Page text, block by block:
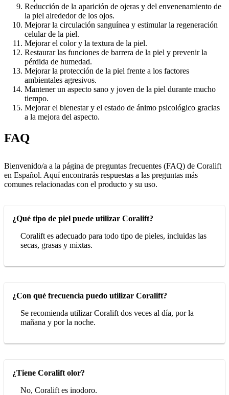
Reducción de la aparición de ojeras y del envenenamiento de
la piel alrededor de los ojos.
Mejorar la circulación sanguínea y estimular la regeneración
celular de la piel.
Mejorar el color y la textura de la piel.
Restaurar las funciones de barrera de la piel y prevenir la
pérdida de humedad.
Mejorar la protección de la piel frente a los factores
ambientales agresivos.
Mantener un aspecto sano y joven de la piel durante mucho
tiempo.
Mejorar el bienestar y el estado de ánimo psicológico gracias
a la mejora del aspecto.
FAQ
Bienvenido/a a la página de preguntas frecuentes (FAQ) de Coralift
en Español. Aquí encontrarás respuestas a las preguntas más
comunes relacionadas con el producto y su uso.
¿Qué tipo de piel puede utilizar Coralift?
Coralift es adecuado para todo tipo de pieles, incluidas las
secas, grasas y mixtas.
¿Con qué frecuencia puedo utilizar Coralift?
Se recomienda utilizar Coralift dos veces al día, por la
mañana y por la noche.
¿Tiene Coralift olor?
No, Coralift es inodoro.